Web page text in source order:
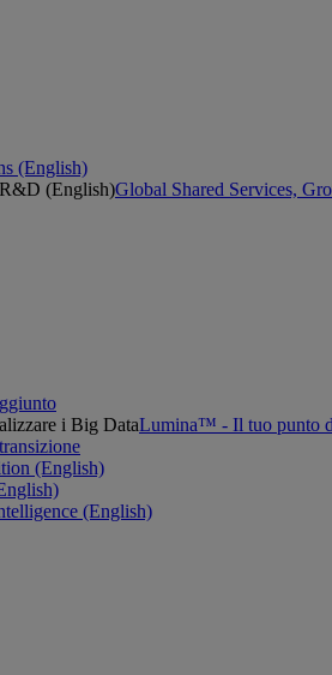
(English)
Global Shared Services,
Lumina™ - Il tuo punto
(English)
(English)